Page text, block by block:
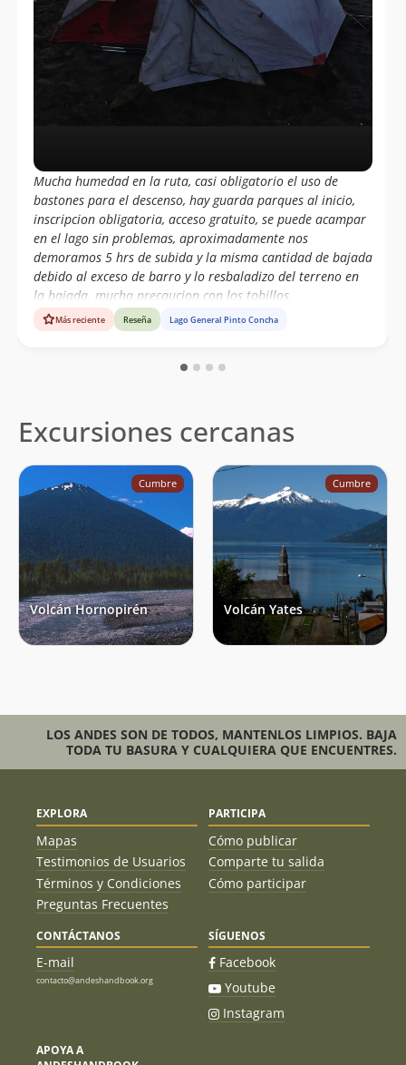
Mucha humedad en la ruta, casi obligatorio el uso de
bastones para el descenso, hay guarda parques al inicio,
inscripcion obligatoria, acceso gratuito, se puede acampar
en el lago sin problemas, aproximadamente nos
demoramos 5 hrs de subida y la misma cantidad de bajada
debido al exceso de barro y lo resbaladizo del terreno en
la bajada. mucha precaucion con los tobillos.
Más reciente Reseña Lago General Pinto Concha
Excursiones cercanas
Cumbre
Volcán Hornopirén
Cumbre
Volcán Yates
LOS ANDES SON DE TODOS, MANTENLOS LIMPIOS. BAJA
TODA TU BASURA Y CUALQUIERA QUE ENCUENTRES.
EXPLORA
Mapas
Testimonios de Usuarios
Términos y Condiciones
Preguntas Frecuentes
PARTICIPA
Cómo publicar
Comparte tu salida
Cómo participar
CONTÁCTANOS
E-mail
contacto@andeshandbook.org
SÍGUENOS
Facebook
Youtube
Instagram
APOYA A